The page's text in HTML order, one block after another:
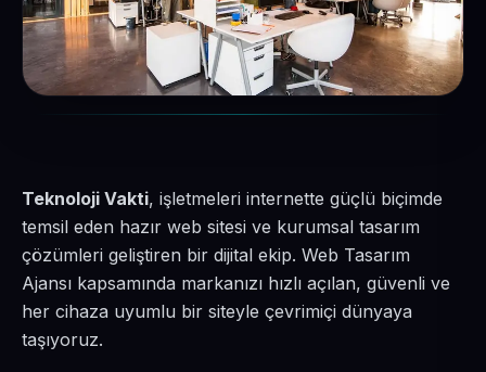
Teknoloji Vakti, işletmeleri internette güçlü biçimde
temsil eden hazır web sitesi ve kurumsal tasarım
çözümleri geliştiren bir dijital ekip. Web Tasarım
Ajansı kapsamında markanızı hızlı açılan, güvenli ve
her cihaza uyumlu bir siteyle çevrimiçi dünyaya
taşıyoruz.